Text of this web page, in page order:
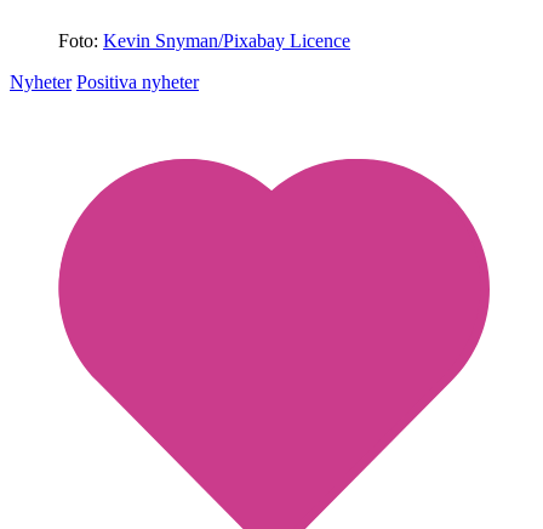
Foto: Kevin Snyman/Pixabay Licence
Nyheter Positiva nyheter